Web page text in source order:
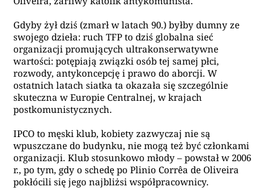
Gdyby żył dziś (zmarł w latach 90.) byłby dumny ze
swojego dzieła: ruch TFP to dziś globalna sieć
organizacji promujących ultrakonserwatywne
wartości: potępiają związki osób tej samej płci,
rozwody, antykoncepcję i prawo do aborcji. W
ostatnich latach siatka ta okazała się szczególnie
skuteczna w Europie Centralnej, w krajach
postkomunistycznych.
IPCO to męski klub, kobiety zazwyczaj nie są
wpuszczane do budynku, nie mogą też być członkami
organizacji. Klub stosunkowo młody – powstał w 2006
r., po tym, gdy o schedę po Plinio Corrêa de Oliveira
pokłócili się jego najbliżsi współpracownicy.